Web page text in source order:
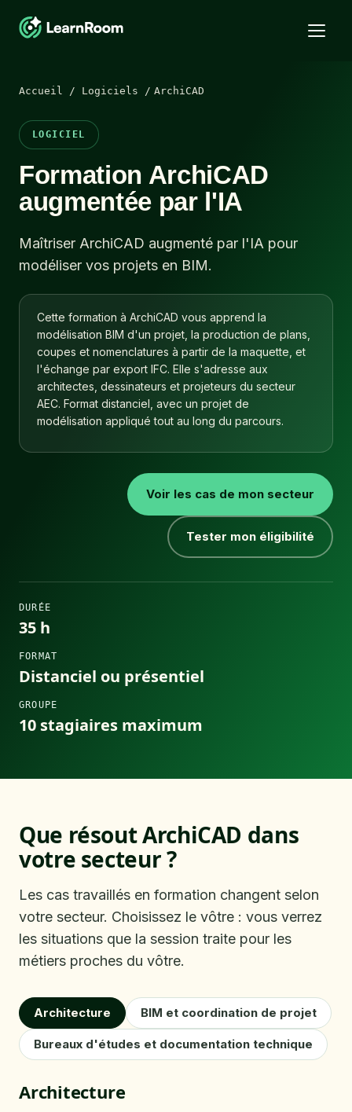
Accueil / Logiciels / ArchiCAD
LOGICIEL
Formation ArchiCAD
augmentée par l'IA
Maîtriser ArchiCAD augmenté par l'IA pour
modéliser vos projets en BIM.
Cette formation à ArchiCAD vous apprend la
modélisation BIM d'un projet, la production de plans,
coupes et nomenclatures à partir de la maquette, et
l'échange par export IFC. Elle s'adresse aux
architectes, dessinateurs et projeteurs du secteur
AEC. Format distanciel, avec un projet de
modélisation appliqué tout au long du parcours.
Voir les cas de mon secteur
Tester mon éligibilité
DURÉE
35 h
FORMAT
Distanciel ou présentiel
GROUPE
10 stagiaires maximum
Que résout ArchiCAD dans
votre secteur ?
Les cas travaillés en formation changent selon
votre secteur. Choisissez le vôtre : vous verrez
les situations que la session traite pour les
métiers proches du vôtre.
Architecture BIM et coordination de projet
Bureaux d'études et documentation technique
Architecture